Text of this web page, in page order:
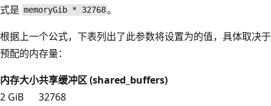
式是 memoryGib * 32768。
根据上一个公式，下表列出了此参数将设置为的值，具体取决于
预配的内存量：
内存大小共享缓冲区 (shared_buffers)
2 GiB
32768